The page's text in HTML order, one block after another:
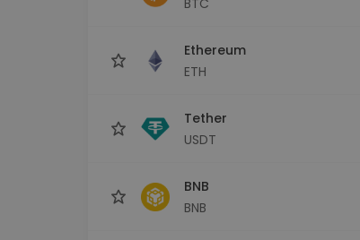
Ethereum
ETH
Tether
USDT
BNB
BNB